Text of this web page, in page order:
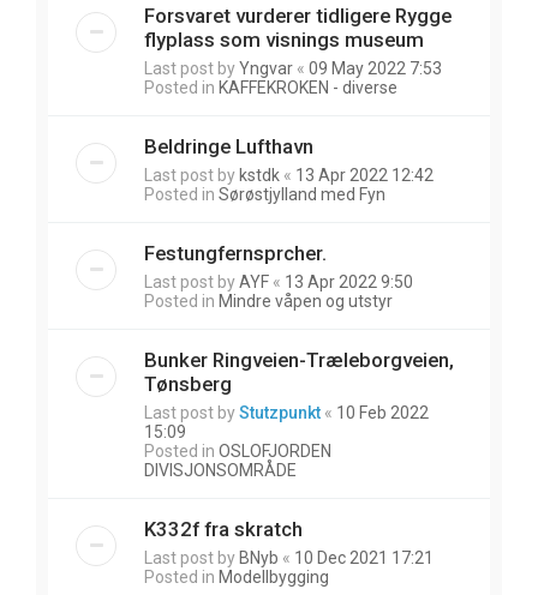
Forsvaret vurderer tidligere Rygge
flyplass som visnings museum
Last post byYngvar « 09 May 2022 7:53
Posted in KAFFEKROKEN - diverse
Beldringe Lufthavn
Last post by kstdk « 13 Apr 2022 12:42
Posted in Sørøstjylland med Fyn
Festungfernsprcher.
Last post byAYF « 13 Apr 2022 9:50
Posted in Mindre våpen og utstyr
Bunker Ringveien-Træleborgveien,
Tønsberg
Last post byStutzpunkt « 10 Feb 2022
15:09
Posted in OSLOFJORDEN
DIVISJONSOMRÅDE
K332f fra skratch
Last post by BNyb « 10 Dec 2021 17:21
Posted in Modellbygging